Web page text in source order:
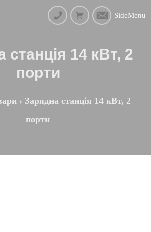
SideMenu
станція 14 кВт, 2
порти
› Зарядна станція 14 кВт, 2
порти